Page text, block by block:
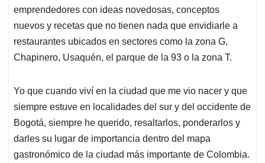
emprendedores con ideas novedosas, conceptos
nuevos y recetas que no tienen nada que envidiarle a
restaurantes ubicados en sectores como la zona G,
Chapinero, Usaquén, el parque de la 93 o la zona T.
Yo que cuando viví en la ciudad que me vio nacer y que
siempre estuve en localidades del sur y del occidente de
Bogotá, siempre he querido, resaltarlos, ponderarlos y
darles su lugar de importancia dentro del mapa
gastronómico de la ciudad más importante de Colombia.